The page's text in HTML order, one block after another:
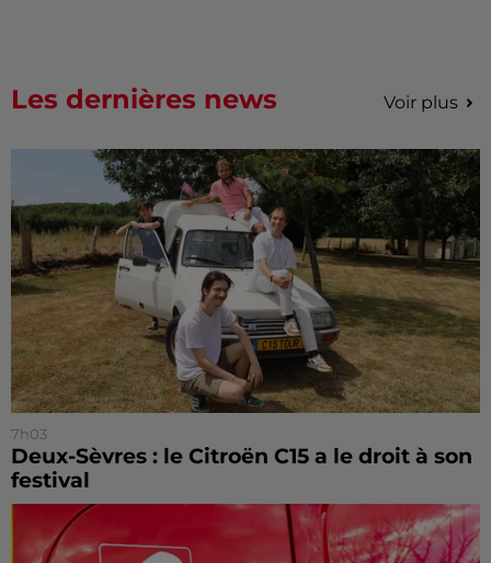
Les dernières news Voir plus
7h03
Deux-Sèvres : le Citroën C15 a le droit à son
festival